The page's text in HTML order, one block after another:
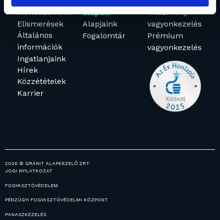
Menedzsment
Elismerések
Általános
információk
Ingatlanjaink
Hírek
Közzétételek
Karrier
alapok
Alapjaink
Fogalomtár
Intézményi
vagyonkezelés
Prémium
vagyonkezelés
2026 © GRÁNIT ALAPKEZELŐ ZRT.
JOGI NYILATKOZAT
FOGYASZTÓVÉDELEM
PÉNZÜGYI FOGYASZTÓVÉDELMI KÖZPONT
PANASZKEZELÉS